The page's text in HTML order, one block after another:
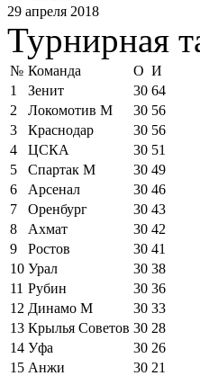
29 апреля 2018
Турнирная
№ Команда О И
1
Зенит 30 64
2
Локомотив М 30 56
3
Краснодар 30 56
4
ЦСКА 30 51
5
Спартак М 30 49
6
Арсенал 30 46
7
Оренбург 30 43
8
Ахмат 30 42
9
Ростов 30 41
10 Урал 30 38
11 Рубин 30 36
12 Динамо М 30 33
13 Крылья Советов 30 28
14 Уфа 30 26
15 Анжи 30 21